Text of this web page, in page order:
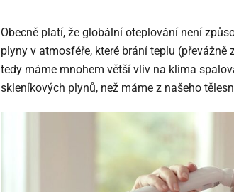
Obecně platí, že globální oteplování není
plyny v atmosféře, které brání teplu
tedy máme mnohem větší vliv na klima
skleníkových plynů, než máme z našeho